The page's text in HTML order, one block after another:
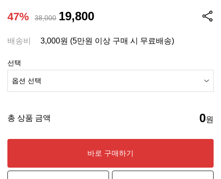
47% 38,000 19,800
배송비 3,000원 (5만원 이상 구매 시 무료배송)
선택
총 상품 금액 0원
바로 구매하기